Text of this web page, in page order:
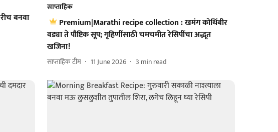
बनवा
साप्ताहिक
Premium|Marathi recipe collection : खमंग कोथिंबीर
वड्या ते पौष्टिक सूप; गृहिणींसाठी चमचमीत रेसिपींचा अद्भूत
खजिना!
साप्ताहिक टीम 11 June 2026 3 min read